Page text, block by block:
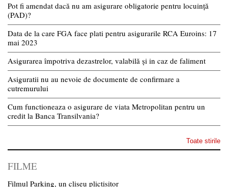
Pot fi amendat dacă nu am asigurare obligatorie pentru locuință
(PAD)?
Data de la care FGA face plati pentru asigurarile RCA Euroins: 17
mai 2023
Asigurarea împotriva dezastrelor, valabilă și in caz de faliment
Asiguratii nu au nevoie de documente de confirmare a
cutremurului
Cum functioneaza o asigurare de viata Metropolitan pentru un
credit la Banca Transilvania?
Toate stirile
FILME
Filmul Parking, un cliseu plictisitor